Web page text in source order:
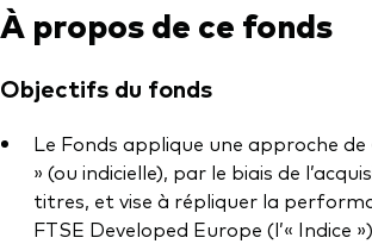
Comment investir avec nous
Investir avec Vanguard
Gérance des placements
À propos de ce fonds
Objectifs du fonds
Le Fonds applique une approche de
» (ou indicielle), par le biais de
titres, et vise à répliquer la
FTSE Developed Europe (l’« Indice